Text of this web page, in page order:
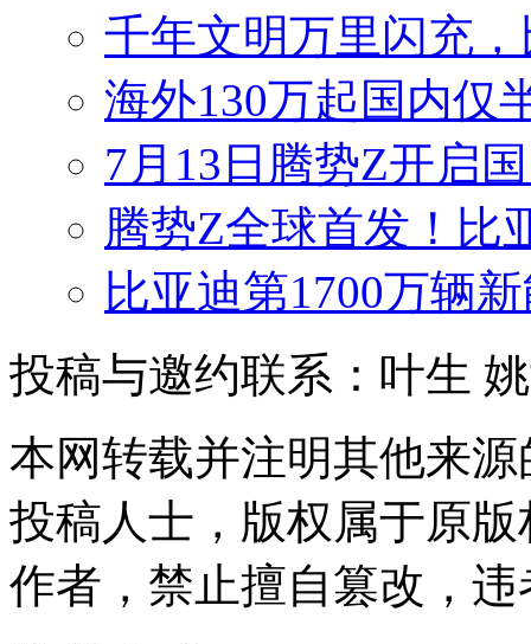
千年文明万里闪充
海外130万起国内仅
7月13日腾势Z开启
腾势Z全球首发！比
比亚迪第1700万辆
投稿与邀约联系：叶生
本网转载并注明其他来
投稿人士，版权属于原
作者，禁止擅自篡改，